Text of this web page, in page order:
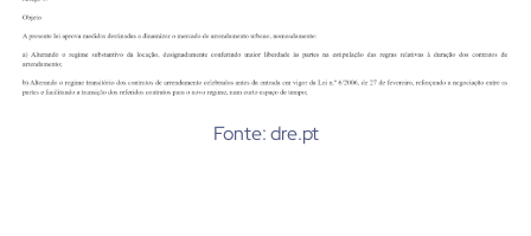
Fonte: dre.pt